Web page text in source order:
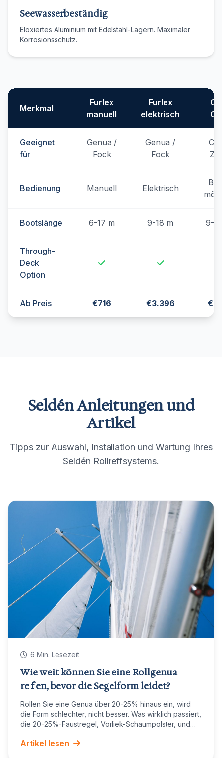
Seewasserbeständig
Eloxiertes Aluminium mit Edelstahl-Lagern. Maximaler
Korrosionsschutz.
Merkmal
Furlex
manuell
Furlex
elektrisch
Geeignet
für
Genua /
Fock
Genua /
Fock
Bedienung Manuell Elektrisch
Bootslänge 6-17 m 9-18 m 9-
Through-
Deck
Option
Ab Preis €716 €3.396
Seldén Anleitungen und
Artikel
Tipps zur Auswahl, Installation und Wartung Ihres
Seldén Rollreffsystems.
6 Min. Lesezeit
Wie weit können Sie eine Rollgenua
reffen, bevor die Segelform leidet?
Rollen Sie eine Genua über 20-25% hinaus ein, wird
die Form schlechter, nicht besser. Was wirklich passiert,
die 20-25%-Faustregel, Vorliek-Schaumpolster, und
Artikel lesen